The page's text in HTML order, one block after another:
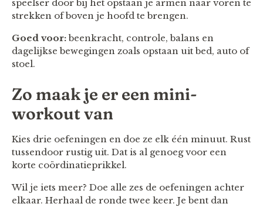
speelser door bij het opstaan je armen naar voren te
strekken of boven je hoofd te brengen.
Goed voor:beenkracht, controle, balans en
dagelijkse bewegingen zoals opstaan uit bed, auto of
stoel.
Zo maak je er een mini-
workout van
Kies drie oefeningen en doe ze elk één minuut. Rust
tussendoor rustig uit. Dat is al genoeg voor een
korte coördinatieprikkel.
Wil je iets meer? Doe alle zes de oefeningen achter
elkaar. Herhaal de ronde twee keer. Je bent dan